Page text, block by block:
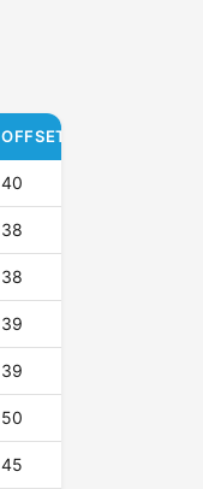
OFFSET (ET)
40
38
38
39
39
50
45